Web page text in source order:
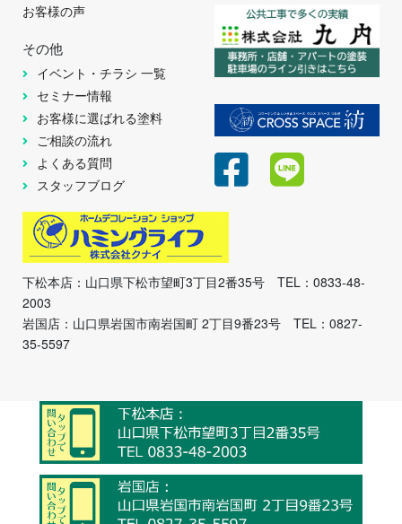
お客様の声
その他
イベント・チラシ 一覧
セミナー情報
お客様に選ばれる塗料
ご相談の流れ
よくある質問
スタッフブログ
下松本店：山口県下松市望町3丁目2番35号 TEL：0833-48-
2003
岩国店：山口県岩国市南岩国町 2丁目9番23号 TEL：0827-
35-5597